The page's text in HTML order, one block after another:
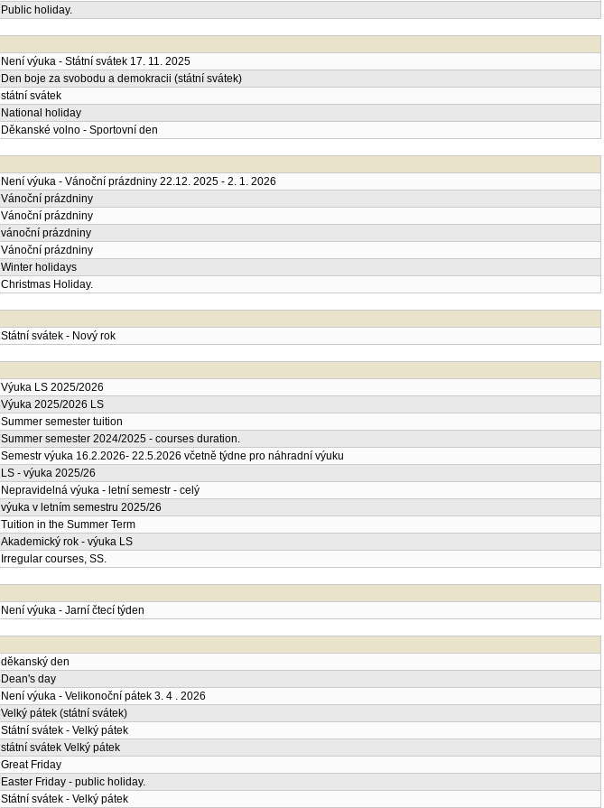
Public holiday.
Není výuka - Státní svátek 17. 11. 2025
Den boje za svobodu a demokracii (státní svátek)
státní svátek
National holiday
Děkanské volno - Sportovní den
Není výuka - Vánoční prázdniny 22.12. 2025 - 2. 1. 2026
Vánoční prázdniny
Vánoční prázdniny
vánoční prázdniny
Vánoční prázdniny
Winter holidays
Christmas Holiday.
Státní svátek - Nový rok
Výuka LS 2025/2026
Výuka 2025/2026 LS
Summer semester tuition
Summer semester 2024/2025 - courses duration.
Semestr výuka 16.2.2026- 22.5.2026 včetně týdne pro náhradní výuku
LS - výuka 2025/26
Nepravidelná výuka - letní semestr - celý
výuka v letním semestru 2025/26
Tuition in the Summer Term
Akademický rok - výuka LS
Irregular courses, SS.
Není výuka - Jarní čtecí týden
děkanský den
Dean's day
Není výuka - Velikonoční pátek 3. 4 . 2026
Velký pátek (státní svátek)
Státní svátek - Velký pátek
státní svátek Velký pátek
Great Friday
Easter Friday - public holiday.
Státní svátek - Velký pátek